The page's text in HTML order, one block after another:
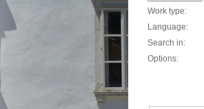
Work type:
Language:
Search in:
Options: